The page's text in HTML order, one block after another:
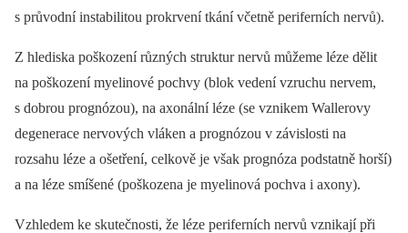
s průvodní instabilitou prokrvení tkání včetně periferních nervů).
Z hlediska poškození různých struktur nervů můžeme léze dělit
na poškození myelinové pochvy (blok vedení vzruchu nervem,
s dobrou prognózou), na axonální léze (se vznikem Wallerovy
degenerace nervových vláken a prognózou v závislosti na
rozsahu léze a ošetření, celkově je však prognóza podstatně horší)
a na léze smíšené (poškozena je myelinová pochva i axony).
Vzhledem ke skutečnosti, že léze periferních nervů vznikají při